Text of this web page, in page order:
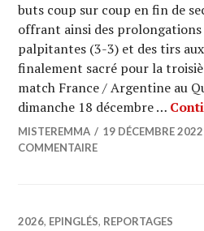
buts coup sur coup en fin de
offrant ainsi des
palpitantes (3-3) et des tirs
finalement sacré pour la
match France / Argentine au
dimanche 18 décembre …
MISTEREMMA 19 DÉCEMBRE 2022
COMMENTAIRE
2026, EPINGLÉS, REPORTAGES